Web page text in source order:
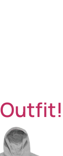
Outfit!